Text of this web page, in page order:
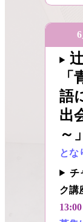
語
出
～
とな
チ
ク講